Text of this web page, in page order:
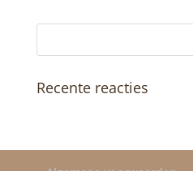
Recente reacties